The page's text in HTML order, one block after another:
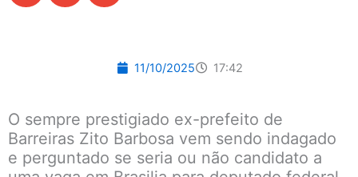
11/10/2025 17:42
O sempre prestigiado ex-prefeito de
Barreiras Zito Barbosa vem sendo indagado
e perguntado se seria ou não candidato a